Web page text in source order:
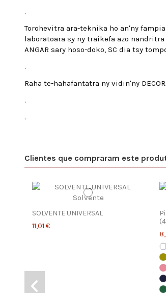
.
Torohevitra ara-teknika ho an'ny
laboratoara sy ny traikefa azo
ANGAR sary hoso-doko, SC dia tsy
.
Raha te-hahafantatra ny vidin'ny
.
.
Clientes que compraram este
SOLVENTE UNIVERSAL
11,01 €